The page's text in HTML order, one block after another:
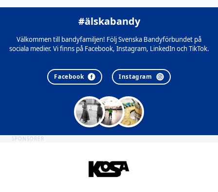
#älskabandy
Välkommen till bandyfamiljen! Följ Svenska Bandyförbundet på
sociala medier. Vi finns på Facebook, Instagram, LinkedIn och TikTok.
Facebook Instagram
SPONSORER